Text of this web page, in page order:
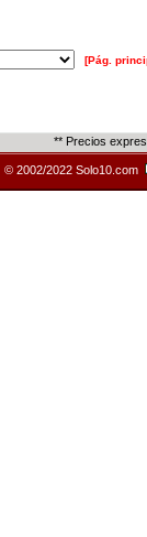
[Pág.
** Precios
© 2002/2022 Solo10.com